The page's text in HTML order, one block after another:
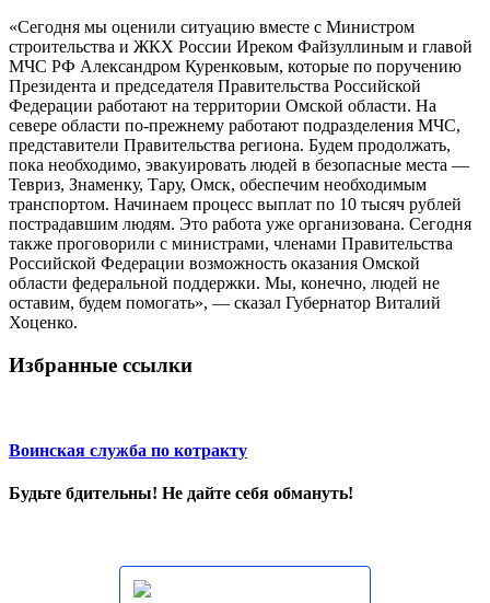
«Сегодня мы оценили ситуацию вместе с Министром
строительства и ЖКХ России Иреком Файзуллиным и главой
МЧС РФ Александром Куренковым, которые по поручению
Президента и председателя Правительства Российской
Федерации работают на территории Омской области. На
севере области по-прежнему работают подразделения МЧС,
представители Правительства региона. Будем продолжать,
пока необходимо, эвакуировать людей в безопасные места —
Тевриз, Знаменку, Тару, Омск, обеспечим необходимым
транспортом. Начинаем процесс выплат по 10 тысяч рублей
пострадавшим людям. Это работа уже организована. Сегодня
также проговорили с министрами, членами Правительства
Российской Федерации возможность оказания Омской
области федеральной поддержки. Мы, конечно, людей не
оставим, будем помогать», — сказал Губернатор Виталий
Хоценко.
Избранные ссылки
Воинская служба по котракту
Будьте бдительны! Не дайте себя обмануть!